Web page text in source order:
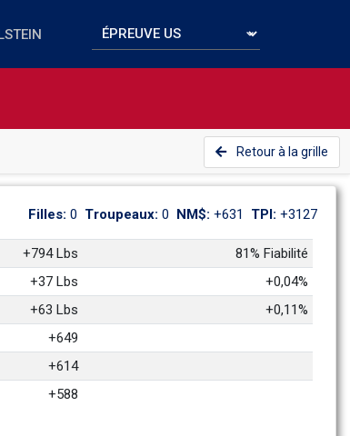
Retour à la grille
Filles: 0 Troupeaux: 0 NM$: +631 TPI: +3127
+794 Lbs
81% Fiabilité
+37 Lbs
+0,04%
+63 Lbs
+0,11%
+649
+614
+588